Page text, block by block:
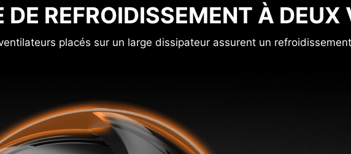
DE REFROIDISSEMENT À
placés sur un large dissipateur assurent un